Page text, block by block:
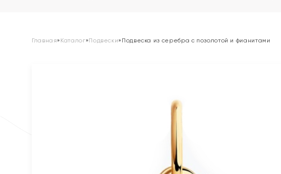
Главная» Каталог»Подвески» Подвеска из серебра с позолотой и фианитами